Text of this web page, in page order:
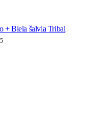
+ Biela šalvia Tribal